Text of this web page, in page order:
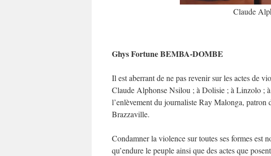
Claude
Ghys Fortune BEMBA-DOMBE
Il est aberrant de ne pas revenir sur les actes de
Claude Alphonse Nsilou ; à Dolisie ; à Linzolo ;
l’enlèvement du journaliste Ray Malonga,
Brazzaville.
Condamner la violence sur toutes ses formes est
qu’endure le peuple ainsi que des actes que